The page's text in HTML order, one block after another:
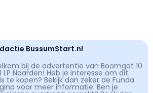
BussumStart.nl
bij de advertentie van Boomgat 10
LP Naarden! Heb je interesse om dit
te kopen? Bekijk dan zeker de Funda
voor meer informatie. Ben je